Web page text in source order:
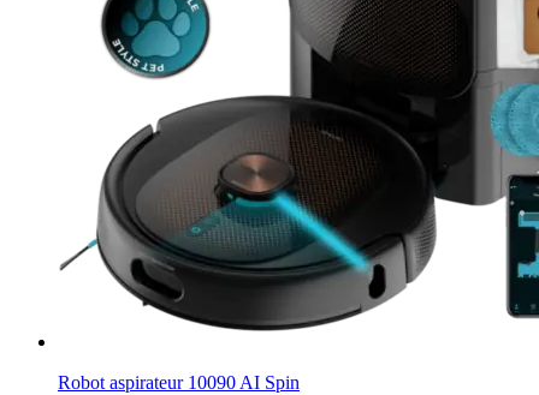
Robot aspirateur 10090 AI Spin